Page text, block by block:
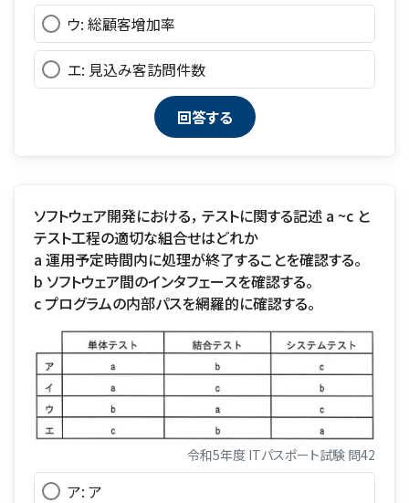
ウ: 総顧客增加率
エ: 見込み客訪問件数
ソフトウェア開発における， テストに関する記述 a ~c と
テスト工程の適切な組合せはどれか
a 運用予定時間内に処理が終了することを確認する。
b ソフトウェア間のインタフェースを確認する。
c プログラムの内部パスを網羅的に確認する。
令和5年度 ITパスポート試験 問42
ア: ア